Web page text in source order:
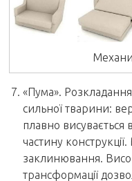
«Пума».
сильної тварини:
плавно
частину
заклинювання.
трансформації